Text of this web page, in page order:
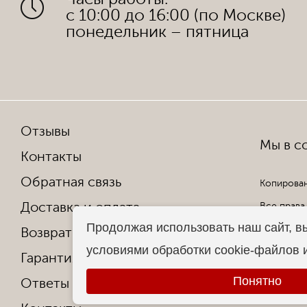
с 10:00 до 16:00 (по Москве)
понедельник – пятница
Отзывы
Контакты
Обратная связь
Доставка и оплата
Возврат и обмен
Гарантия от производителя
Ответы на частые вопросы
Мы в
Все
Продолжая использовать наш сайт,
условиями обработки cookie-файлов
Понятно